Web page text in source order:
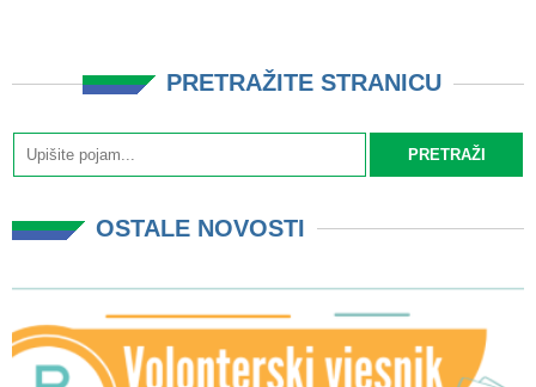
PRETRAŽITE STRANICU
OSTALE NOVOSTI